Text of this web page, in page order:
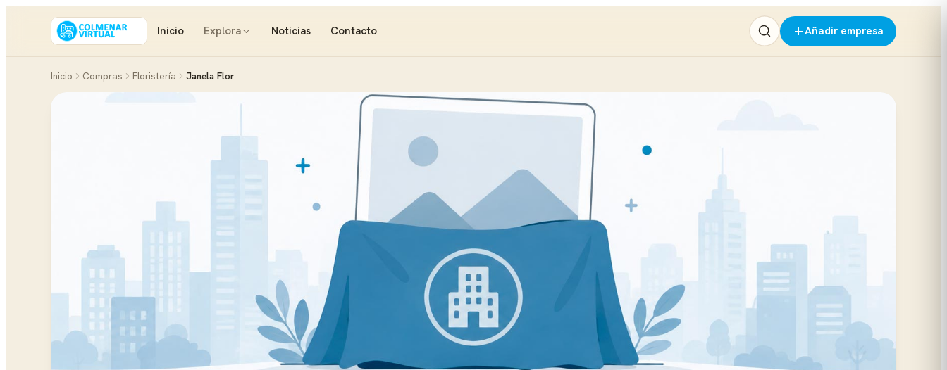
Inicio Explora Noticias Contacto Añadir empresa
Inicio Compras Floristería Janela Flor